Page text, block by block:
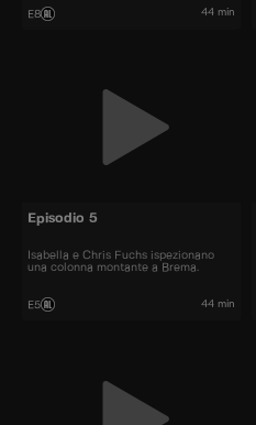
E8 44 min
Episodio 5
Isabella e Chris Fuchs ispezionano
una colonna montante a Brema.
E5 44 min